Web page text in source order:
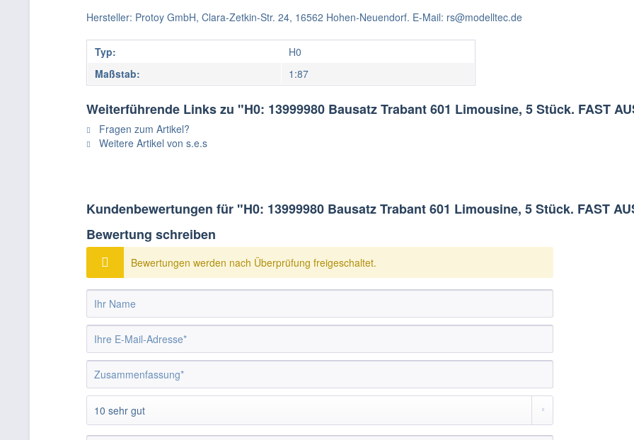
Hersteller: Protoy GmbH, Clara-Zetkin-Str. 24, 16562 Hohen-Neuendorf. E-Mail: rs@modelltec.de
Typ:
H0
Maßstab:
1:87
Weiterführende Links zu "H0: 13999980 Bausatz Trabant 601 Limousine, 5 Stück. FAST
Fragen zum Artikel?
Weitere Artikel von s.e.s
Kundenbewertungen für "H0: 13999980 Bausatz Trabant 601 Limousine, 5 Stück. FAST
Bewertung schreiben
Bewertungen werden nach Überprüfung freigeschaltet.